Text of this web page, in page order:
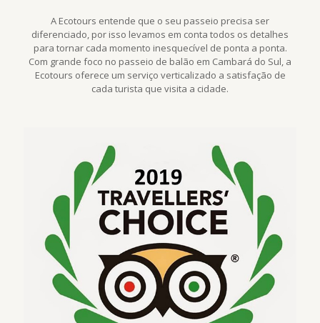
A Ecotours entende que o seu passeio precisa ser
diferenciado, por isso levamos em conta todos os detalhes
para tornar cada momento inesquecível de ponta a ponta.
Com grande foco no passeio de balão em Cambará do Sul, a
Ecotours oferece um serviço verticalizado a satisfação de
cada turista que visita a cidade.